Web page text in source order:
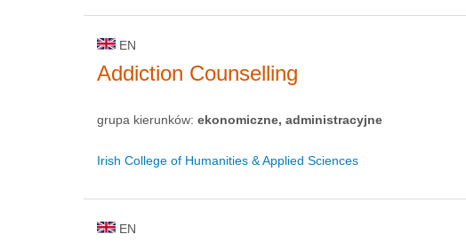
EN
Addiction Counselling
grupa kierunków: ekonomiczne, administracyjne
Irish College of Humanities & Applied Sciences
EN